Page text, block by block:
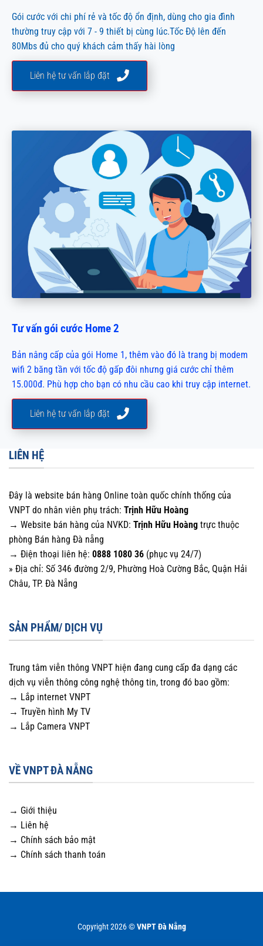
Gói cước với chi phí rẻ và tốc độ ổn định, dùng cho gia đình
thường truy cập với 7 - 9 thiết bị cùng lúc.Tốc Độ lên đến
80Mbs đủ cho quý khách cảm thấy hài lòng
Liên hệ tư vấn lắp đặt
Tư vấn gói cước Home 2
Bản nâng cấp của gói Home 1, thêm vào đó là trang bị modem
wifi 2 băng tần với tốc độ gấp đôi nhưng giá cước chỉ thêm
15.000đ. Phù hợp cho bạn có nhu cầu cao khi truy cập internet.
Liên hệ tư vấn lắp đặt
LIÊN HỆ
Đây là website bán hàng Online toàn quốc chính thống của
VNPT do nhân viên phụ trách: Trịnh Hữu Hoàng
→ Website bán hàng của NVKD: Trịnh Hữu Hoàng trực thuộc
phòng Bán hàng Đà nẵng
→ Điện thoại liên hệ: 0888 1080 36 (phục vụ 24/7)
» Địa chỉ: Số 346 đường 2/9, Phường Hoà Cường Bắc, Quận Hải
Châu, TP. Đà Nẵng
SẢN PHẨM/ DỊCH VỤ
Trung tâm viễn thông VNPT hiện đang cung cấp đa dạng các
dịch vụ viễn thông công nghệ thông tin, trong đó bao gồm:
→ Lắp internet VNPT
→ Truyền hình My TV
→ Lắp Camera VNPT
VỀ VNPT ĐÀ NẴNG
→ Giới thiệu
→ Liên hệ
→ Chính sách bảo mật
→ Chính sách thanh toán
Copyright 2026 ©VNPT Đà Nẵng